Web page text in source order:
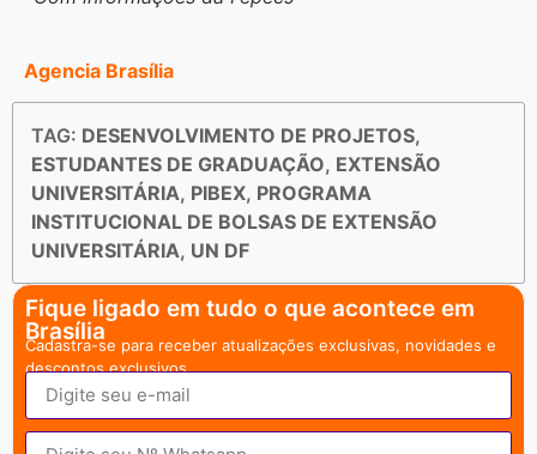
Agencia Brasília
TAG: DESENVOLVIMENTO DE PROJETOS,
ESTUDANTES DE GRADUAÇÃO, EXTENSÃO
UNIVERSITÁRIA, PIBEX, PROGRAMA
INSTITUCIONAL DE BOLSAS DE EXTENSÃO
UNIVERSITÁRIA, UN DF
Fique ligado em tudo o que acontece em
Brasília
Cadastra-se para receber atualizações exclusivas, novidades e
descontos exclusivos.